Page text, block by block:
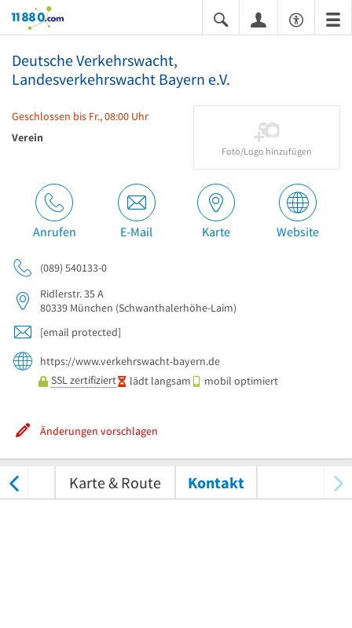
11880.com
Deutsche Verkehrswacht,
Landesverkehrswacht Bayern e.V.
Geschlossen bis Fr., 08:00 Uhr
Verein
Foto/Logo hinzufügen
Anrufen E-Mail Karte Website
(089) 540133-0
Ridlerstr. 35 A
80339 München (Schwanthalerhöhe-Laim)
[email protected]
https://www.verkehrswacht-bayern.de
SSL zertifiziert
lädt langsam mobil optimiert
Änderungen vorschlagen
Karte & Route Kontakt